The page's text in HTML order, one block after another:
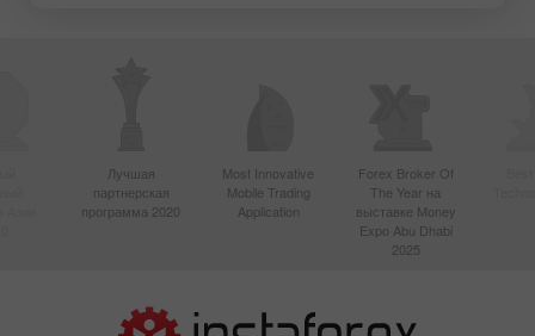
Лучшая
партнерская
программа 2020
Most Innovative
Mobile Trading
Application
Forex Broker Of
The Year на
выставке Money
Expo Abu Dhabi
2025